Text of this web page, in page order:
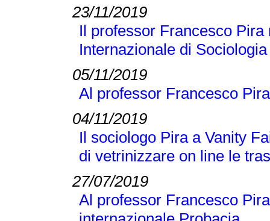
23/11/2019
Il professor Francesco
Internazionale di
05/11/2019
Al professor Francesco
04/11/2019
Il sociologo Pira a Vanity
di vetrinizzare on line le
27/07/2019
Al professor Francesco